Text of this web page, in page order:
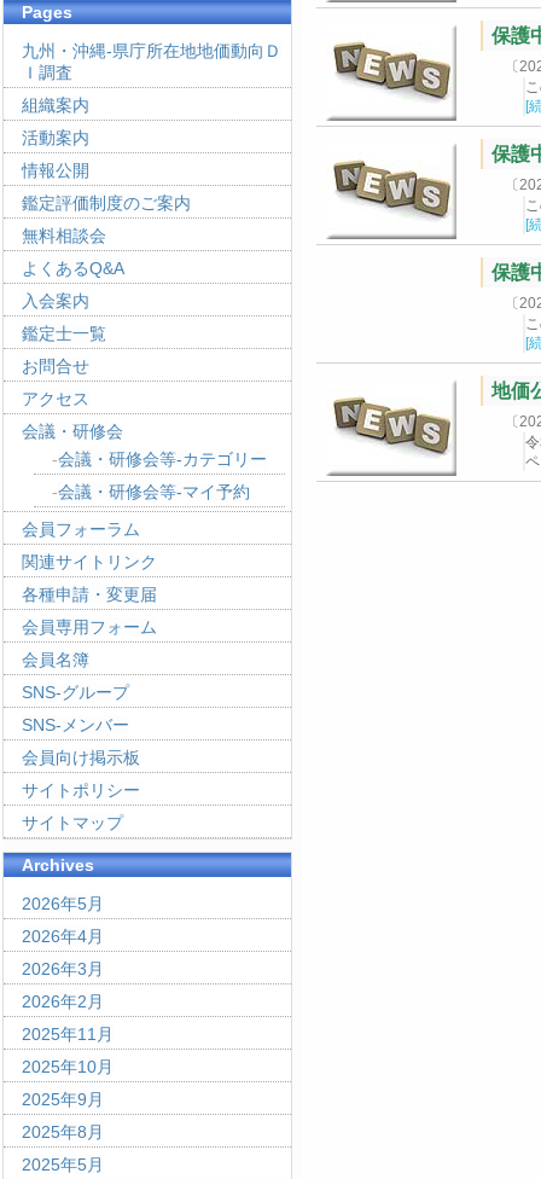
保護
〔
[
保護
〔
[
保護
〔
[
地価
〔
Pages
九州・沖縄-県庁所在地地価動向Ｄ
Ｉ調査
組織案内
活動案内
情報公開
鑑定評価制度のご案内
無料相談会
よくあるQ&A
入会案内
鑑定士一覧
お問合せ
アクセス
会議・研修会
会議・研修会等-カテゴリー
会議・研修会等-マイ予約
会員フォーラム
関連サイトリンク
各種申請・変更届
会員専用フォーム
会員名簿
SNS-グループ
SNS-メンバー
会員向け掲示板
サイトポリシー
サイトマップ
Archives
2026年5月
2026年4月
2026年3月
2026年2月
2025年11月
2025年10月
2025年9月
2025年8月
2025年5月